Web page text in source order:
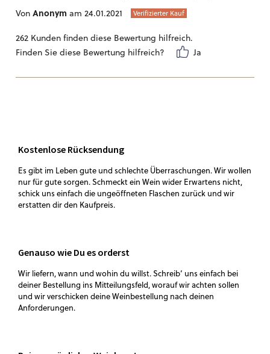
Von Anonym am 24.01.2021 Verifizierter Kauf
262 Kunden finden diese Bewertung hilfreich.
Finden Sie diese Bewertung hilfreich?
Ja
Kostenlose Rücksendung
Es gibt im Leben gute und schlechte Überraschungen. Wir wollen
nur für gute sorgen. Schmeckt ein Wein wider Erwartens nicht,
schick uns einfach die ungeöffneten Flaschen zurück und wir
erstatten dir den Kaufpreis.
Genauso wie Du es orderst
Wir liefern, wann und wohin du willst. Schreib‘ uns einfach bei
deiner Bestellung ins Mitteilungsfeld, worauf wir achten sollen
und wir verschicken deine Weinbestellung nach deinen
Anforderungen.